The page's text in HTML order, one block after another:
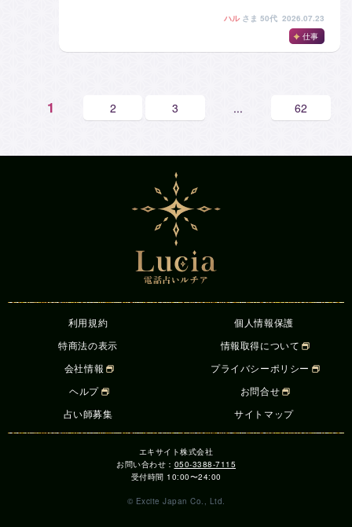
ハル さま 50代 2026.07.23
仕事
1 2 3 ... 62
利用規約
個人情報保護
特商法の表示
情報取得について
会社情報
プライバシーポリシー
ヘルプ
お問合せ
占い師募集
サイトマップ
エキサイト株式会社
お問い合わせ： 050-3388-7115
受付時間 10:00〜24:00
© Excite Japan Co., Ltd.